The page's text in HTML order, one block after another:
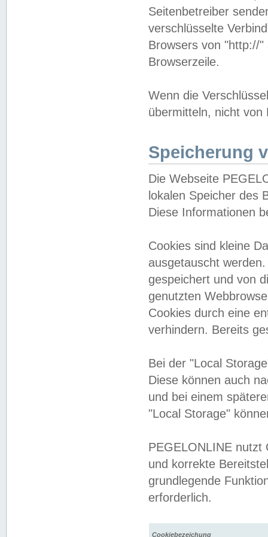
Seitenbetreiber
verschlüsselte
Browsers von "http://
Browserzeile.
Wenn die
übermitteln, nicht von
Speicherung
Die Webseite
lokalen Speicher des
Diese Informationen
Cookies sind kleine
ausgetauscht
gespeichert und von
genutzten
Cookies durch eine
verhindern. Bereits
Bei der "Local
Diese können auch
und bei einem
"Local Storage"
PEGELONLINE nutzt
und korrekte
grundlegende
erforderlich.
Cookiebezeichung